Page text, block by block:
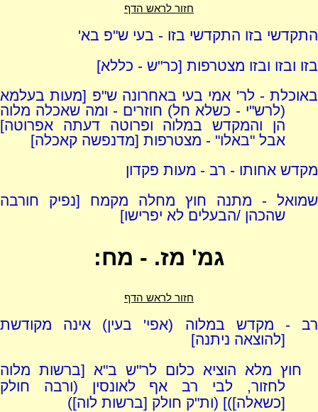
חזור לראש הדף
התקדשי בזו התקדשי בזו - בעי ש"פ בא'
בזו ובזו ובזו מצטרפות [כר"ש - כללא]
באוכלת - לר' אמי בעי באחרונה ש"פ [מעות בעלמא
(לרש"י - כשלא חל) חוזרים - ומה שאכלה מלוה
הן והמקדש במלוה ופרוטה דעתה אפרוטה]
אבל "באלו" - מצטרפות [מדנפשה קאכלה]
מקדש אחותו - רב - מעות פקדון
שמואל - מתנה חוץ מחלה מקמח [נפיק חורבה
שהכהן /הבעלים לא יפרישו]
גמ' מז. - מח:
חזור לראש הדף
רב - מקדש במלוה (אפי' בעין) אינה מקודשת
[להוצאה ניתנה]
חוץ מלא הוציא כלום לר"ש ב"א [ברשות מלוה
לחזור, לבי רב אף לאונסין (ורבה חולק
[כשאלה])] (ות"ק חולק [ברשות לוה])